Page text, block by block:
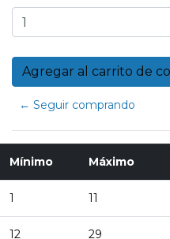
← Seguir comprando
Mínimo Máximo
1 11
12 29